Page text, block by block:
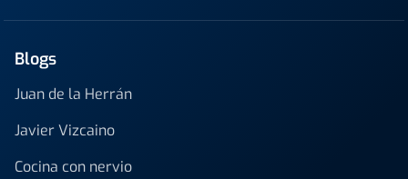
Blogs
Juan de la Herrán
Javier Vizcaino
Cocina con nervio